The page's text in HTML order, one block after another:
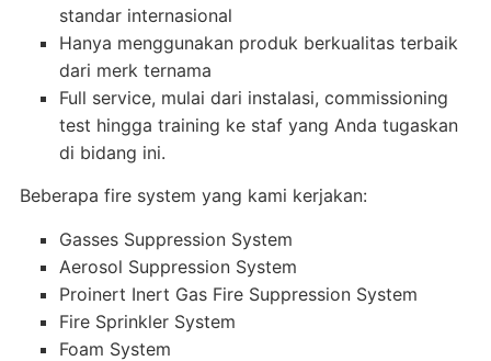
standar internasional
Hanya menggunakan produk berkualitas terbaik
dari merk ternama
Full service, mulai dari instalasi, commissioning
test hingga training ke staf yang Anda tugaskan
di bidang ini.
Beberapa fire system yang kami kerjakan:
Gasses Suppression System
Aerosol Suppression System
Proinert Inert Gas Fire Suppression System
Fire Sprinkler System
Foam System